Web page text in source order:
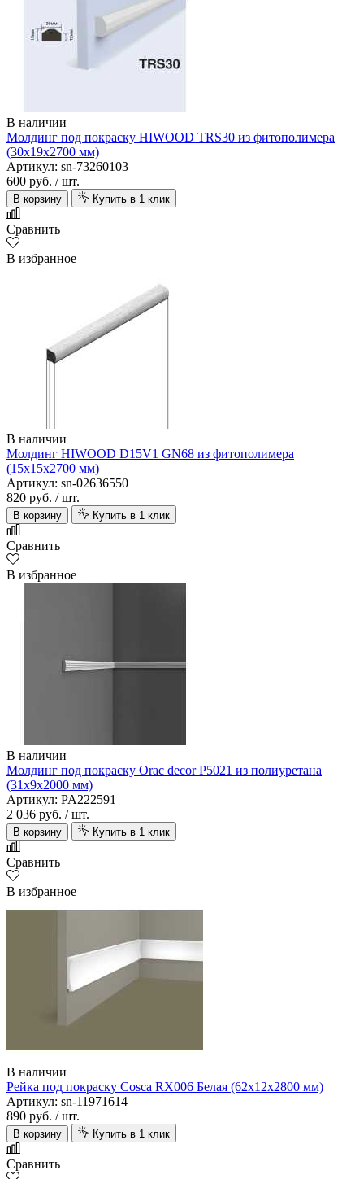
В наличии
Молдинг под покраску HIWOOD TRS30 из фитополимера
(30х19х2700 мм)
Артикул: sn-73260103
600 руб. / шт.
В корзину Купить в 1 клик
Сравнить
В избранное
В наличии
Молдинг HIWOOD D15V1 GN68 из фитополимера
(15х15х2700 мм)
Артикул: sn-02636550
820 руб. / шт.
В корзину Купить в 1 клик
Сравнить
В избранное
В наличии
Молдинг под покраску Orac decor P5021 из полиуретана
(31х9х2000 мм)
Артикул: PA222591
2 036 руб. / шт.
В корзину Купить в 1 клик
Сравнить
В избранное
В наличии
Рейка под покраску Cosca RX006 Белая (62х12х2800 мм)
Артикул: sn-11971614
890 руб. / шт.
В корзину Купить в 1 клик
Сравнить